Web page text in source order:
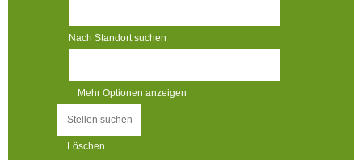
Nach Standort suchen
Mehr Optionen anzeigen
Löschen